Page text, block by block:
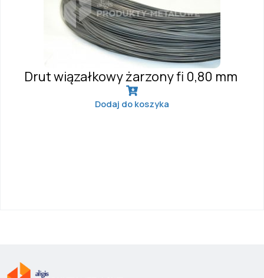
Drut wiązałkowy żarzony fi 0,80 mm
Dodaj do koszyka